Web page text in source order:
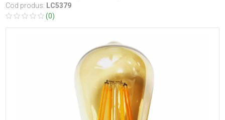
Cod produs: LC5379
(0)